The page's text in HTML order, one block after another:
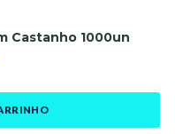
Castanho 1000un